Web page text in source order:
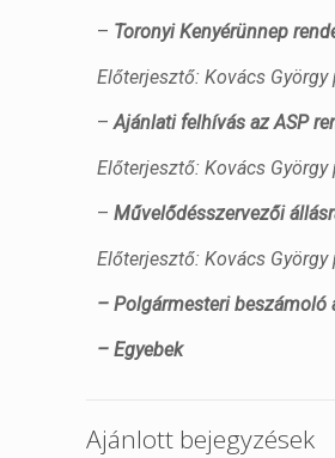
– Toronyi Kenyérünnep
Előterjesztő: Kovács
–Ajánlati felhívás az ASP
Előterjesztő: Kovács
–Művelődésszervezői
Előterjesztő: Kovács
– Polgármesteri beszámoló
– Egyebek
Ajánlott bejegyzések